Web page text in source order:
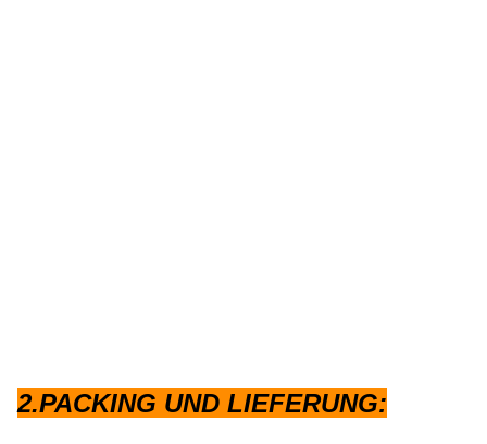
2.PACKING UND LIEFERUNG: